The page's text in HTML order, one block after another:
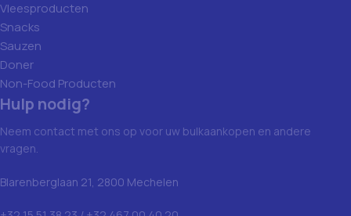
Vleesproducten
Snacks
Sauzen
Doner
Non-Food Producten
Hulp nodig?
Neem contact met ons op voor uw bulkaankopen en andere
vragen.
Blarenberglaan 21, 2800 Mechelen